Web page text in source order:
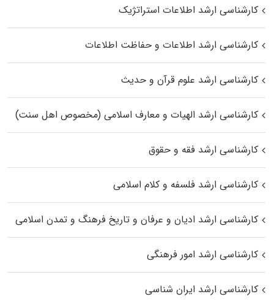
کارشناسی ارشد اطلاعات استراتژیک
کارشناسی ارشد اطلاعات و حفاظت اطلاعات
کارشناسی ارشد علوم قرآن و حدیث
کارشناسی ارشد الهیات و معارف اسلامی (مخصوص اهل سنت)
کارشناسی ارشد فقه و حقوق
کارشناسی ارشد فلسفه و کلام اسلامی
کارشناسی ارشد ادیان و عرفان و تاریخ فرهنگ و تمدن اسلامی
کارشناسی ارشد امور فرهنگی
کارشناسی ارشد ایران شناسی